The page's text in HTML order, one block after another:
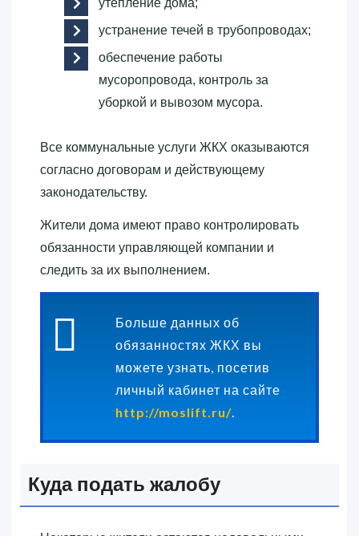
утепление дома;
устранение течей в трубопроводах;
обеспечение работы
мусоропровода, контроль за
уборкой и вывозом мусора.
Все коммунальные услуги ЖКХ оказываются
согласно договорам и действующему
законодательству.
Жители дома имеют право контролировать
обязанности управляющей компании и
следить за их выполнением.
Больше данных об
обязанностях ЖКХ вы
можете узнать, посетив
личный кабинет на сайте
http://moslift.ru/.
Куда подать жалобу